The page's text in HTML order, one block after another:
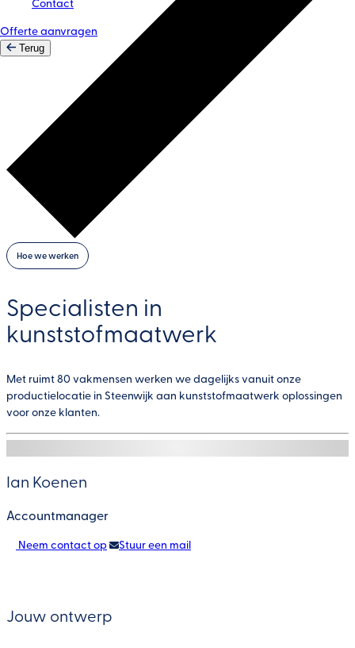
Ondergrondse infra
Bouw en installatie
Chemie en industrie
Offerte aanvragen
Terug